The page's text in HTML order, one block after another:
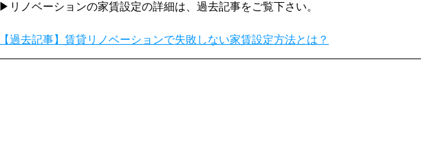
▶リノベーションの家賃設定の詳細は、過去記事をご覧下さい。
【過去記事】賃貸リノベーションで失敗しない家賃設定方法とは？